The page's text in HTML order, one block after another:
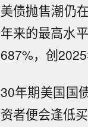
美债抛售潮仍
年来的最高水
687%，创2025
30年期美国国
资者便会逢低